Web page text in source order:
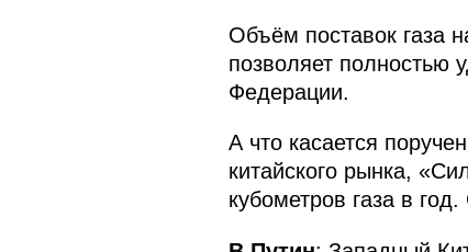
Объём поставок газа
позволяет полностью
Федерации.
А что касается
китайского рынка,
кубометров газа в